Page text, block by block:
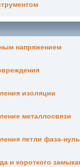
напряжением
изоляции
металлосвязи
петли фаза-нуль
и короткого